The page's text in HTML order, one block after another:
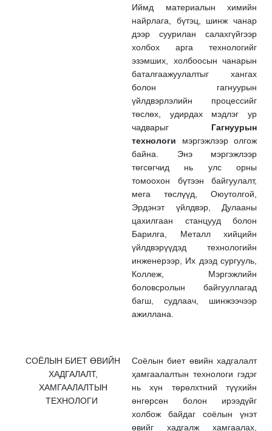
Иймд материалын химийн
найрлага, бүтэц, шинж чанар
дээр суурилан салахгүйгээр
холбох арга технологийг
эзэмших, холбоосын чанарын
баталгаажуулалтыг хангах
болон гагнуурын
үйлдвэрлэлийн процессийг
төслөх, удирдах мэдлэг ур
чадварыг Гагнуурын
технологи мэргэжлээр олгож
байна. Энэ мэргэжлээр
төгсөгчид нь улс орны
томоохон бүтээн байгуулалт,
мега төслүүд, Оюутолгой,
Эрдэнэт үйлдвэр, Дулааны
цахилгаан станцууд болон
Барилга, Металл хийцийн
үйлдвэрүүдэд технологийн
инженерээр, Их дээд сургууль,
Коллеж, Мэргэжлийн
боловсролын байгууллагад
багш, судлаач, шинжээчээр
ажиллана.
СОЁЛЫН БИЕТ ӨВИЙН
ХАДГАЛАЛТ,
ХАМГААЛАЛТЫН
ТЕХНОЛОГИ
Соёлын биет өвийн хадгалалт
ҳамгаалалтын технологи гэдэг
нь хүн төрөлхтний түүхийн
өнгөрсөн болон ирээдүйг
холбож байдаг соёлын үнэт
өвийг хадгалж хамгаалах,